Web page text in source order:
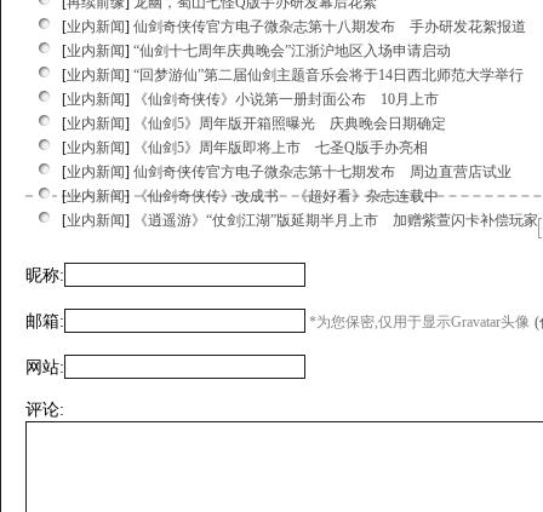
[业内新闻] 仙剑奇侠传官方电子微杂志第十八期发布 手办研发花絮报道
[业内新闻] “仙剑十七周年庆典晚会”江浙沪地区入场申请启动
[业内新闻] “回梦游仙”第二届仙剑主题音乐会将于14日西北师范大学举行
[业内新闻]
《仙剑奇侠传》小说第一册封面公布 10月上市
[业内新闻]
《仙剑5》周年版开箱照曝光 庆典晚会日期确定
[业内新闻]
《仙剑5》周年版即将上市 七圣Q版手办亮相
[业内新闻] 仙剑奇侠传官方电子微杂志第十七期发布 周边直营店试业
[业内新闻] 《仙剑奇侠传》改成书 《超好看》杂志连载中
[业内新闻] 《逍遥游》“仗剑江湖”版延期半月上市 加赠紫萱闪卡补偿玩家
昵称:
邮箱: *为您保密,仅用于显示Gravatar头像 (
网站:
评论: